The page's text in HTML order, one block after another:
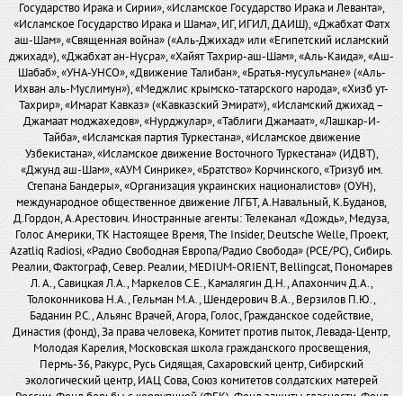
Государство Ирака и Сирии», «Исламское Государство Ирака и Леванта»,
«Исламское Государство Ирака и Шама», ИГ, ИГИЛ, ДАИШ), «Джабхат Фатх
аш-Шам», «Священная война» («Аль-Джихад» или «Египетский исламский
джихад»), «Джабхат ан-Нусра», «Хайят Тахрир-аш-Шам», «Аль-Каида», «Аш-
Шабаб», «УНА-УНСО», «Движение Талибан», «Братья-мусульмане» («Аль-
Ихван аль-Муслимун»), «Меджлис крымско-татарского народа», «Хизб ут-
Тахрир», «Имарат Кавказ» («Кавказский Эмират»), «Исламский джихад –
Джамаат моджахедов», «Нурджулар», «Таблиги Джамаат», «Лашкар-И-
Тайба», «Исламская партия Туркестана», «Исламское движение
Узбекистана», «Исламское движение Восточного Туркестана» (ИДВТ),
«Джунд аш-Шам», «АУМ Синрике», «Братство» Корчинского, «Тризуб им.
Степана Бандеры», «Организация украинских националистов» (ОУН),
международное общественное движение ЛГБТ, А.Навальный, К.Буданов,
Д.Гордон, А.Арестович. Иностранные агенты: Телеканал «Дождь», Медуза,
Голос Америки, ТК Настоящее Время, The Insider, Deutsche Welle, Проект,
Azatliq Radiosi, «Радио Свободная Европа/Радио Свобода» (PCE/PC), Сибирь.
Реалии, Фактограф, Север. Реалии, MEDIUM-ORIENT, Bellingcat, Пономарев
Л. А., Савицкая Л.А., Маркелов С.Е., Камалягин Д.Н., Апахончич Д.А.,
Толоконникова Н.А., Гельман М.А., Шендерович В.А., Верзилов П.Ю.,
Баданин Р.С., Альянс Врачей, Агора, Голос, Гражданское содействие,
Династия (фонд), За права человека, Комитет против пыток, Левада-Центр,
Молодая Карелия, Московская школа гражданского просвещения,
Пермь-36, Ракурс, Русь Сидящая, Сахаровский центр, Сибирский
экологический центр, ИАЦ Сова, Союз комитетов солдатских матерей